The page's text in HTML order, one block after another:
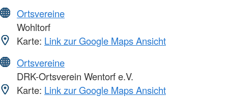
Ortsvereine
Wohltorf
Karte: Link zur Google Maps Ansicht
Ortsvereine
DRK-Ortsverein Wentorf e.V.
Karte: Link zur Google Maps Ansicht